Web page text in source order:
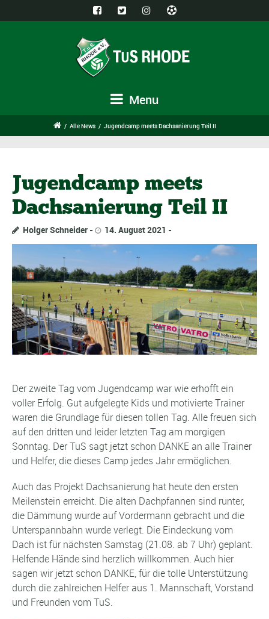
Menu
/ Alle News / Jugendcamp meets Dachsanierung Teil II
Jugendcamp meets
Dachsanierung Teil II
Holger Schneider 14. August 2021
Der zweite Tag vom Jugendcamp war wie erhofft ein
voller Erfolg. Gut aufgelegte Kids und motivierte Trainer
waren die Grundlage für diesen tollen Tag. Alle freuen sich
auf den dritten und leider letzten Tag am morgigen
Sonntag. Der TuS sagt jetzt schon DANKE an alle Trainer
und Helfer, die dieses Camp jedes Jahr ermöglichen.
Auch das Projekt Dachsanierung hat heute den ersten
Meilenstein erreicht. Die alten Dachpfannen sind runter,
die Dämmung wurde auf Vordermann gebracht und die
Unterspannbahn wurde verlegt. Die Eindeckung vom
Dach ist für nächsten Samstag (21.08. ab 7 Uhr) geplant.
Helfende Hände sind herzlich willkommen. Auch hier
sagen wir jetzt schon DANKE, für die tolle Unterstützung
durch die zahlreichen Helfer aus 1. Mannschaft, Vorstand
und Freunden vom TuS.